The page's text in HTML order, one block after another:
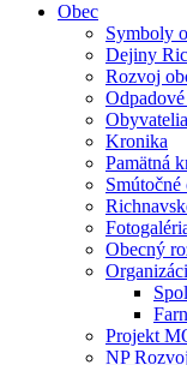
Obec
Symboly
Dejiny
Rozvoj
Obyvatelia
Kronika
Pamätná
Smútočné
Obecný
Projekt
NP